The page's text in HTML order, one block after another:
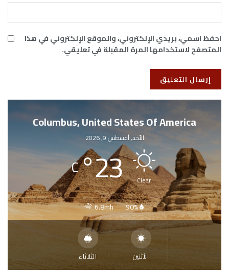
احفظ اسمي، بريدي الإلكتروني، والموقع الإلكتروني في هذا
المتصفح لاستخدامها المرة المقبلة في تعليقي.
Columbus, United States Of America
الأحد, أغسطس 9, 2026
Clear
23
°
C
90%
6.8mh
الأثنين الثلاثاء